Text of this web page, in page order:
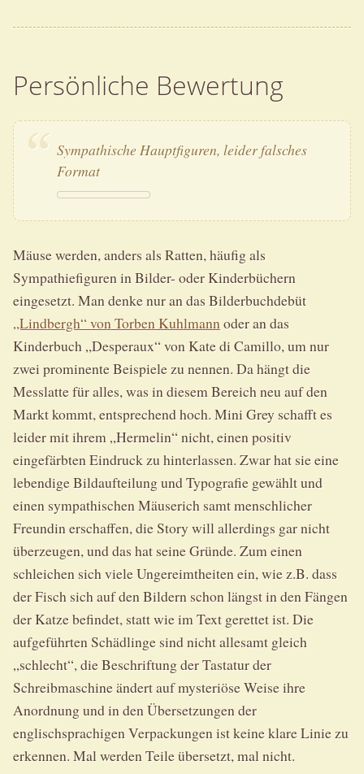
Persönliche Bewertung
Sympathische Hauptfiguren, leider falsches
Format
Mäuse werden, anders als Ratten, häufig als
Sympathiefiguren in Bilder- oder Kinderbüchern
eingesetzt. Man denke nur an das Bilderbuchdebüt
„Lindbergh“ von Torben Kuhlmann oder an das
Kinderbuch „Desperaux“ von Kate di Camillo, um nur
zwei prominente Beispiele zu nennen. Da hängt die
Messlatte für alles, was in diesem Bereich neu auf den
Markt kommt, entsprechend hoch. Mini Grey schafft es
leider mit ihrem „Hermelin“ nicht, einen positiv
eingefärbten Eindruck zu hinterlassen. Zwar hat sie eine
lebendige Bildaufteilung und Typografie gewählt und
einen sympathischen Mäuserich samt menschlicher
Freundin erschaffen, die Story will allerdings gar nicht
überzeugen, und das hat seine Gründe. Zum einen
schleichen sich viele Ungereimtheiten ein, wie z.B. dass
der Fisch sich auf den Bildern schon längst in den Fängen
der Katze befindet, statt wie im Text gerettet ist. Die
aufgeführten Schädlinge sind nicht allesamt gleich
„schlecht“, die Beschriftung der Tastatur der
Schreibmaschine ändert auf mysteriöse Weise ihre
Anordnung und in den Übersetzungen der
englischsprachigen Verpackungen ist keine klare Linie zu
erkennen. Mal werden Teile übersetzt, mal nicht.